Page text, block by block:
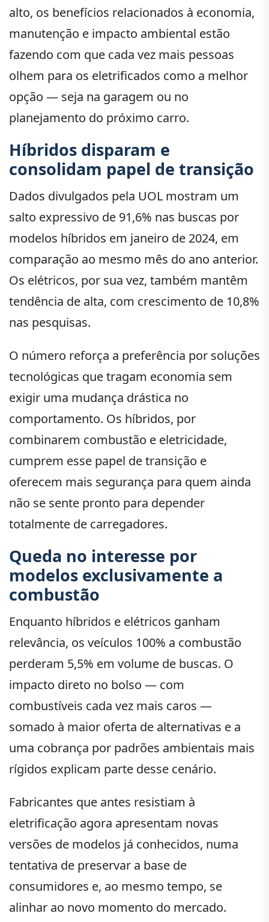
alto, os benefícios relacionados à economia,
manutenção e impacto ambiental estão
fazendo com que cada vez mais pessoas
olhem para os eletrificados como a melhor
opção — seja na garagem ou no
planejamento do próximo carro.
Híbridos disparam e
consolidam papel de transição
Dados divulgados pela UOL mostram um
salto expressivo de 91,6% nas buscas por
modelos híbridos em janeiro de 2024, em
comparação ao mesmo mês do ano anterior.
Os elétricos, por sua vez, também mantêm
tendência de alta, com crescimento de 10,8%
nas pesquisas.
O número reforça a preferência por soluções
tecnológicas que tragam economia sem
exigir uma mudança drástica no
comportamento. Os híbridos, por
combinarem combustão e eletricidade,
cumprem esse papel de transição e
oferecem mais segurança para quem ainda
não se sente pronto para depender
totalmente de carregadores.
Queda no interesse por
modelos exclusivamente a
combustão
Enquanto híbridos e elétricos ganham
relevância, os veículos 100% a combustão
perderam 5,5% em volume de buscas. O
impacto direto no bolso — com
combustíveis cada vez mais caros —
somado à maior oferta de alternativas e a
uma cobrança por padrões ambientais mais
rígidos explicam parte desse cenário.
Fabricantes que antes resistiam à
eletrificação agora apresentam novas
versões de modelos já conhecidos, numa
tentativa de preservar a base de
consumidores e, ao mesmo tempo, se
alinhar ao novo momento do mercado.